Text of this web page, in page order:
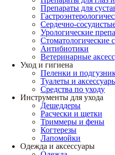
Препараты для
Сердечно-
Урологические
Стоматологические
Антибиотики
Ветеринарные
Уход и гигиена
Пеленки и
Туалеты и
Средства по уходу
Инструменты для ухода
Дешеддеры
Расчески и щетки
Триммеры и фены
Когтерезы
Лапомойки
Одежда и аксессуары